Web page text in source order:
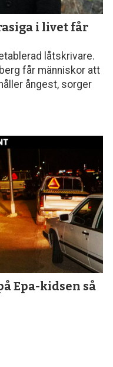
i livet får
låtskrivare.
får människor att
ångest, sorger
Epa-kidsen så